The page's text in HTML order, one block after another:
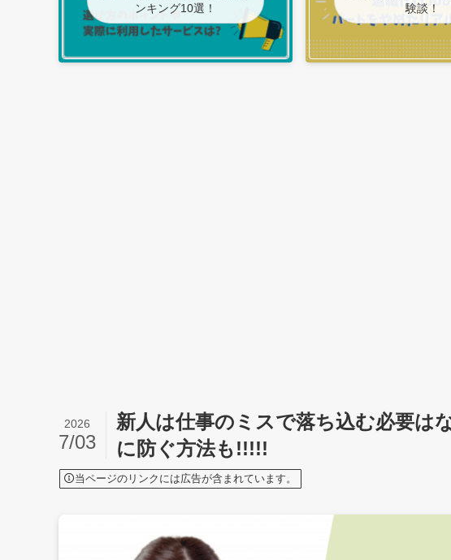
ンキング10選！
験談！
新人は仕事のミスで落ち込む必要は
に防ぐ方法も!!!!!
2026
7/03
当ページのリンクには広告が含まれています。